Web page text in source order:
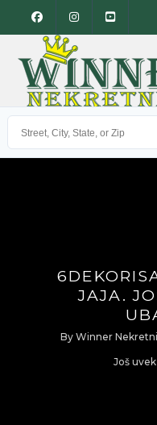
JAJA.
By Winner
Još